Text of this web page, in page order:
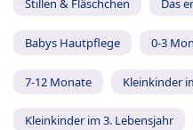
Stillen & Fläschchen Das
Babys Hautpflege 0-3
7-12 Monate Kleinkinder
Kleinkinder im 3. Lebensjahr